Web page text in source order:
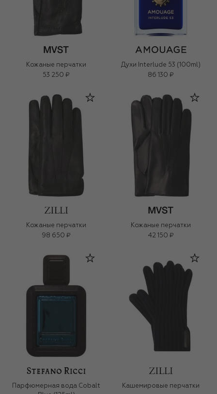
Кожаные перчатки
53 250 ₽
Духи Interlude 53 (100ml)
86 130 ₽
Кожаные перчатки
98 650 ₽
Кожаные перчатки
42 150 ₽
Парфюмерная вода Cobalt
Кашемировые перчатки